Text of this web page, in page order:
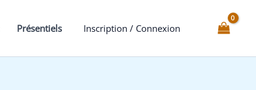
Présentiels Inscription / Connexion
du
Kadosch